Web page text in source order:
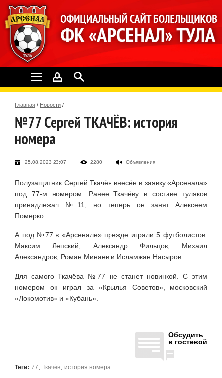
Главная / Новости /
№77 Сергей ТКАЧЁВ: история
номера
25.08.2023 23:07 2280 Объявления
Полузащитник Сергей Ткачёв внесён в заявку «Арсенала»
под 77-м номером. Ранее Ткачёву в составе туляков
принадлежал №11, но теперь он занят Алексеем
Померко.
А под №77 в «Арсенале» прежде играли 5 футболистов:
Максим Лепский, Александр Фильцов, Михаил
Александров, Роман Минаев и Исламжан Насыров.
Для самого Ткачёва №77 не станет новинкой. С этим
номером он играл за «Крылья Советов», московский
«Локомотив» и «Кубань».
Обсудить
в гостевой
Теги: 77 Ткачёв история номера